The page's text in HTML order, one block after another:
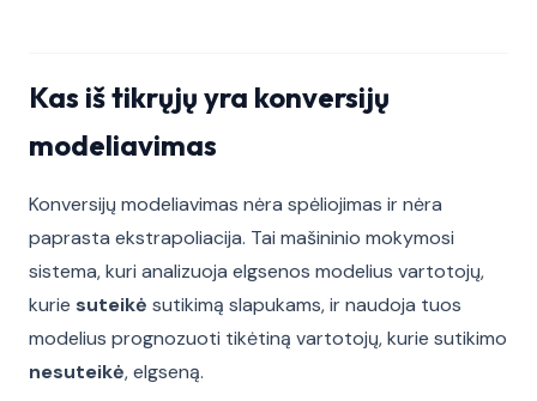
Kas iš tikrųjų yra konversijų
modeliavimas
Konversijų modeliavimas nėra spėliojimas ir nėra
paprasta ekstrapoliacija. Tai mašininio mokymosi
sistema, kuri analizuoja elgsenos modelius vartotojų,
kurie suteikė sutikimą slapukams, ir naudoja tuos
modelius prognozuoti tikėtiną vartotojų, kurie sutikimo
nesuteikė, elgseną.